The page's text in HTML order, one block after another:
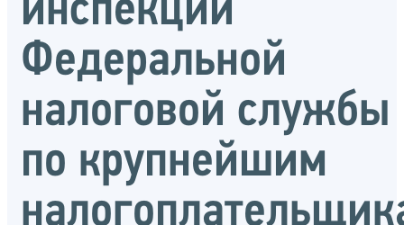
инспекции
Федеральной
налоговой службы
по крупнейшим